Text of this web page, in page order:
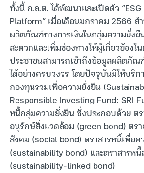
ทั้งนี้ ก.ล.ต. ได้พัฒนาและเปิดตัว
Platform” เมื่อเดือนมกราคม 2566
ผลิตภัณฑ์ทางการเงินในกลุ่มความยั่งยื
สะดวกและเพิ่มช่องทางให้ผู้เกี่ยวข้องใ
ประชาชนสามารถเข้าถึงข้อมูลผลิตภัณ
ได้อย่างครบวงจร โดยปัจจุบันมีให้บริก
กองทุนรวมเพื่อความยั่งยืน
Responsible Investing Fund: SRI
หนี้กลุ่มความยั่งยืน ซึ่งประกอบด้วย ต
อนุรักษ์สิ่งแวดล้อม (green bond) ตร
สังคม (social bond) ตราสารหนี้เพื่อค
(sustainability bond) และตราสารหนี้
(sustainability-linked bond)